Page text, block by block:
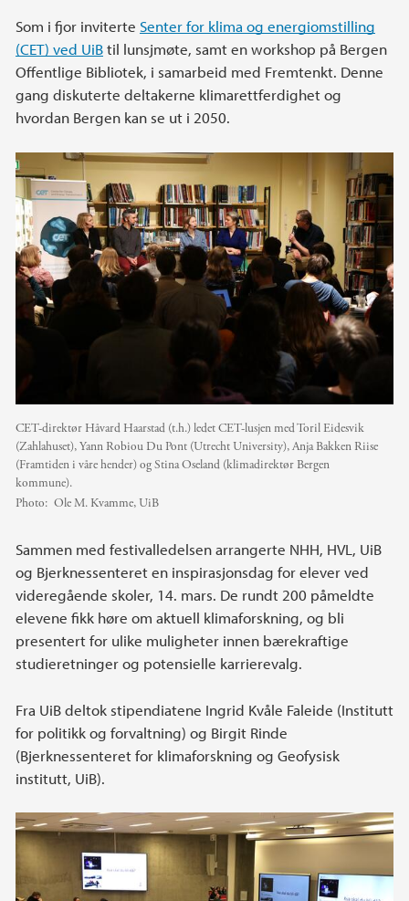
Som i fjor inviterte Senter for klima og energiomstilling
(CET) ved UiBtil lunsjmøte, samt en workshop på Bergen
Offentlige Bibliotek, i samarbeid med Fremtenkt. Denne
gang diskuterte deltakerne klimarettferdighet og
hvordan Bergen kan se ut i 2050.
CET-direktør Håvard Haarstad (t.h.) ledet CET-lusjen med Toril Eidesvik
(Zahlahuset), Yann Robiou Du Pont (Utrecht University), Anja Bakken Riise
(Framtiden i våre hender) og Stina Oseland (klimadirektør Bergen
kommune).
Photo: Ole M. Kvamme, UiB
Sammen med festivalledelsen arrangerte NHH, HVL, UiB
og Bjerknessenteret en inspirasjonsdag for elever ved
videregående skoler, 14. mars. De rundt 200 påmeldte
elevene fikk høre om aktuell klimaforskning, og bli
presentert for ulike muligheter innen bærekraftige
studieretninger og potensielle karrierevalg.
Fra UiB deltok stipendiatene Ingrid Kvåle Faleide (Institutt
for politikk og forvaltning) og Birgit Rinde
(Bjerknessenteret for klimaforskning og Geofysisk
institutt, UiB).